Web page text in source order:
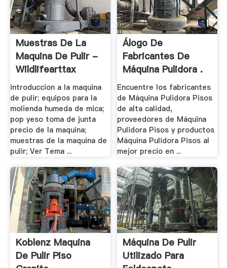
Muestras De La
Maquina De Pulir -
Wildlifearttax
introduccion a la maquina
de pulir; equipos para la
molienda humeda de mica;
pop yeso toma de junta
precio de la maquina;
muestras de la maquina de
pulir; Ver Tema ...
Álogo De
Fabricantes De
Máquina Pulidora .
Encuentre los fabricantes
de Máquina Pulidora Pisos
de alta calidad,
proveedores de Máquina
Pulidora Pisos y productos
Máquina Pulidora Pisos al
mejor precio en ...
Koblenz Maquina
De Pulir Piso
Máquina De Pulir
Utilizado Para